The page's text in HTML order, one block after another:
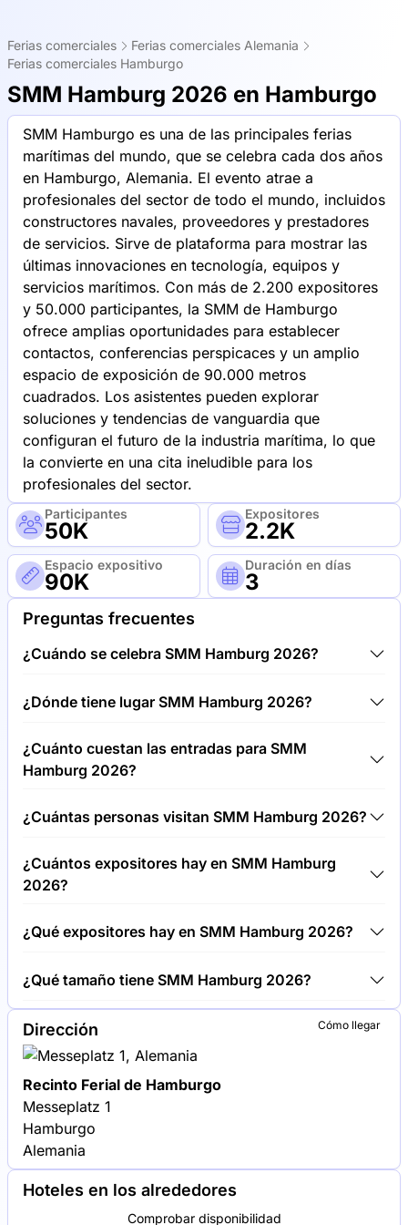
Ferias comerciales
Ferias comerciales Alemania
Ferias comerciales Hamburgo
SMM Hamburg 2026 en Hamburgo
SMM Hamburgo es una de las principales ferias
marítimas del mundo, que se celebra cada dos años
en Hamburgo, Alemania. El evento atrae a
profesionales del sector de todo el mundo, incluidos
constructores navales, proveedores y prestadores
de servicios. Sirve de plataforma para mostrar las
últimas innovaciones en tecnología, equipos y
servicios marítimos. Con más de 2.200 expositores
y 50.000 participantes, la SMM de Hamburgo
ofrece amplias oportunidades para establecer
contactos, conferencias perspicaces y un amplio
espacio de exposición de 90.000 metros
cuadrados. Los asistentes pueden explorar
soluciones y tendencias de vanguardia que
configuran el futuro de la industria marítima, lo que
la convierte en una cita ineludible para los
profesionales del sector.
Participantes
50K
Expositores
2.2K
Espacio expositivo
90K
Duración en días
3
Preguntas frecuentes
¿Cuándo se celebra SMM Hamburg 2026?
04/09/26.
¿Dónde tiene lugar SMM Hamburg 2026?
SMM Hamburg 2026 tendrá lugar en Recinto Ferial
de Hamburgo, Alemania.
¿Cuánto cuestan las entradas para SMM
Hamburg 2026?
50,00 € por visitante.
¿Cuántas personas visitan SMM Hamburg 2026?
Alrededor de 50.000 personas asisten a la SMM
Hamburg 2026.
¿Cuántos expositores hay en SMM Hamburg
2026?
Hamburg 2026.
¿Qué expositores hay en SMM Hamburg 2026?
encuentran entre las empresas que exponen en
SMM Hamburg 2026.
¿Qué tamaño tiene SMM Hamburg 2026?
SMM Hamburg 2026 cubre una superficie de
exposición de 90.000 metros cuadrados.
Cómo llegar
Dirección
Recinto Ferial de Hamburgo
Messeplatz 1
Hamburgo
Alemania
Hoteles en los alrededores
Comprobar disponibilidad